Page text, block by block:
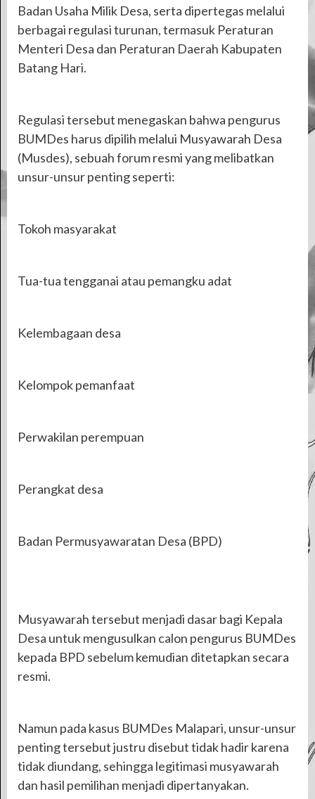
Badan Usaha Milik Desa, serta dipertegas melalui
berbagai regulasi turunan, termasuk Peraturan
Menteri Desa dan Peraturan Daerah Kabupaten
Batang Hari.
Regulasi tersebut menegaskan bahwa pengurus
BUMDes harus dipilih melalui Musyawarah Desa
(Musdes), sebuah forum resmi yang melibatkan
unsur-unsur penting seperti:
Tokoh masyarakat
Tua-tua tengganai atau pemangku adat
Kelembagaan desa
Kelompok pemanfaat
Perwakilan perempuan
Perangkat desa
Badan Permusyawaratan Desa (BPD)
Musyawarah tersebut menjadi dasar bagi Kepala
Desa untuk mengusulkan calon pengurus BUMDes
kepada BPD sebelum kemudian ditetapkan secara
resmi.
Namun pada kasus BUMDes Malapari, unsur-unsur
penting tersebut justru disebut tidak hadir karena
tidak diundang, sehingga legitimasi musyawarah
dan hasil pemilihan menjadi dipertanyakan.